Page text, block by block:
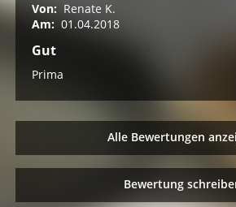
Von: Renate K.
Am: 01.04.2018
Gut
Prima
Alle Bewertungen
Bewertung